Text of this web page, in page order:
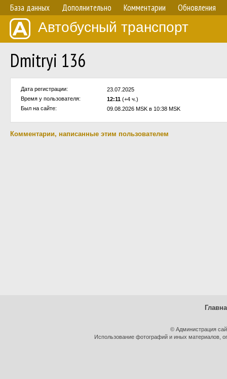
База данных Дополнительно Комментарии Обновления
Автобусный транспорт
Dmitryi 136
Дата регистрации:
23.07.2025
Время у пользователя:
12:11 (+4 ч.)
Был на сайте:
09.08.2026 MSK в 10:38 MSK
Комментарии, написанные этим пользователем
© Администрация
Использование фотографий и иных материалов,